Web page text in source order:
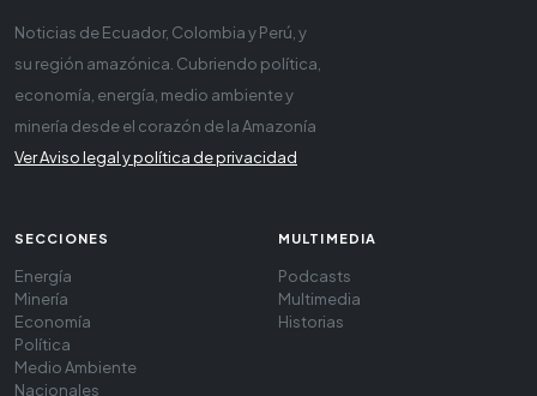
Noticias de Ecuador, Colombia y Perú, y
su región amazónica. Cubriendo política,
economía, energía, medio ambiente y
minería desde el corazón de la Amazonía
Ver Aviso legal y política de privacidad
SECCIONES
Energía
Minería
Economía
Política
Medio Ambiente
Nacionales
MULTIMEDIA
Podcasts
Multimedia
Historias